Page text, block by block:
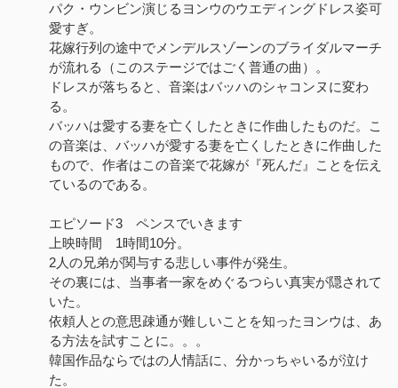
パク・ウンビン演じるヨンウのウエディングドレス姿可
愛すぎ。
花嫁行列の途中でメンデルスゾーンのブライダルマーチ
が流れる（このステージではごく普通の曲）。
ドレスが落ちると、音楽はバッハのシャコンヌに変わ
る。
バッハは愛する妻を亡くしたときに作曲したものだ。こ
の音楽は、バッハが愛する妻を亡くしたときに作曲した
もので、作者はこの音楽で花嫁が『死んだ』ことを伝え
ているのである。
エピソード3 ペンスでいきます
上映時間 1時間10分。
2人の兄弟が関与する悲しい事件が発生。
その裏には、当事者一家をめぐるつらい真実が隠されて
いた。
依頼人との意思疎通が難しいことを知ったヨンウは、あ
る方法を試すことに。。。
韓国作品ならではの人情話に、分かっちゃいるが泣け
た。